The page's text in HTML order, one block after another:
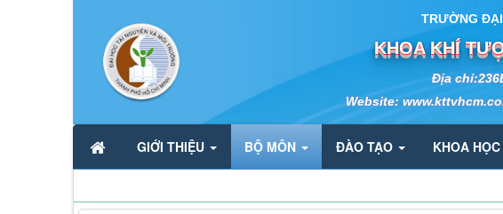
TRƯỜNG
KHOA KHÍ
Địa
Website:
GIỚI THIỆU BỘ MÔN ĐÀO TẠO KHOA HỌC